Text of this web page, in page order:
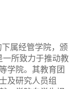
属经管学院，颁
所致力于推动教
学院。其教育团
及研究人员组